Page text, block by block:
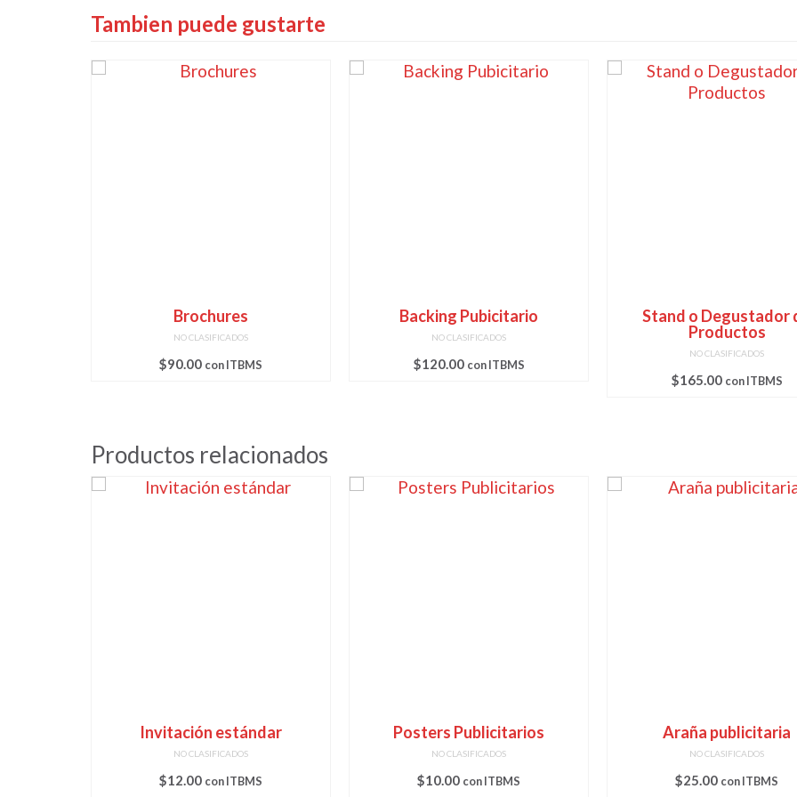
Tambien puede gustarte
Brochures
NO CLASIFICADOS
$90.00 con ITBMS
Backing Pubicitario
NO CLASIFICADOS
$120.00 con ITBMS
Stand o Degustador
Productos
NO CLASIFICADOS
$165.00 con ITBMS
Productos relacionados
Invitación estándar
NO CLASIFICADOS
$12.00 con ITBMS
Posters Publicitarios
NO CLASIFICADOS
$10.00 con ITBMS
Araña publicitaria
NO CLASIFICADOS
$25.00 con ITBMS